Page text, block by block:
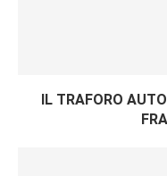
IL TRAFORO